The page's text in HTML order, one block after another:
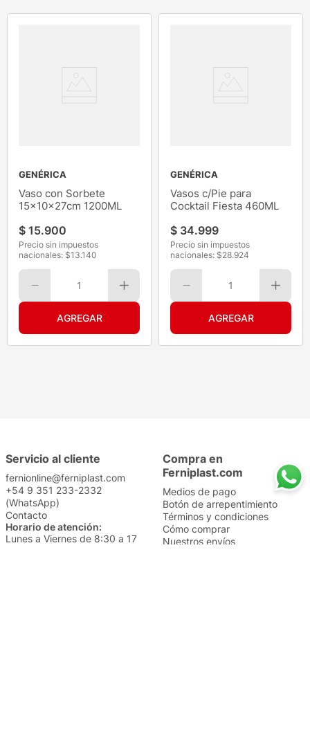
GENÉRICA
Vaso con Sorbete
15x10x27cm 1200ML
$ 15.900
Precio sin impuestos
nacionales: $13.140
1
GENÉRICA
Vasos c/Pie para
Cocktail Fiesta 460ML
$ 34.999
Precio sin impuestos
nacionales: $28.924
1
Servicio al cliente
fernionline@ferniplast.com
+54 9 351 233-2332
(WhatsApp)
Contacto
Horario de atención:
Lunes a Viernes de 8:30 a 17
Compra en
Ferniplast.com
Medios de pago
Botón de arrepentimiento
Términos y condiciones
Cómo comprar
Nuestros envíos